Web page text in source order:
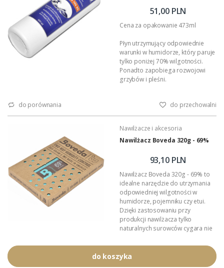
51,00 PLN
Cena za opakowanie 473ml
Płyn utrzymujący odpowiednie
warunki w humidorze, który paruje
tylko poniżej 70% wilgotności.
Ponadto zapobiega rozwojowi
grzybów i pleśni.
do porównania do przechowalni
Nawilżacze i akcesoria
Nawilżacz Boveda 320g - 69%
93,10 PLN
Nawilżacz Boveda 320g - 69% to
idealne narzędzie do utrzymania
odpowiedniej wilgotności w
humidorze, pojemniku czy etui.
Dzięki zastosowaniu przy
produkcji nawilżacza tylko
naturalnych surowców cygara nie
aromatów. Podczas pracy
pochłania i oddaje do otoczenia
do koszyka